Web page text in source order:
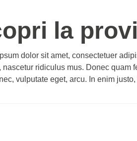
la
dolor sit amet, consectetuer
nascetur ridiculus mus. Donec quam
vulputate eget, arcu. In enim